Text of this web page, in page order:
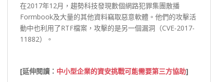
在2017年12月，趨勢科技發現數個網路犯罪集團散播
Formbook及大量的其他資料竊取惡意軟體。他們的攻擊活
動中也利用了RTF檔案，攻擊的是另一個漏洞（CVE-2017-
11882）。
[延伸閱讀： 中小型企業的資安挑戰可能需要第三方協助]